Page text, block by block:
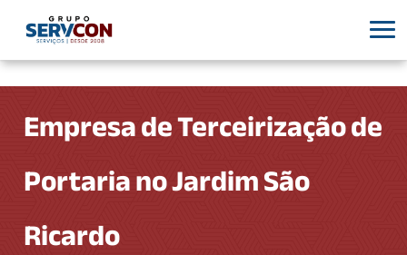
Empresa de Terceirização de
Portaria no Jardim São
Ricardo